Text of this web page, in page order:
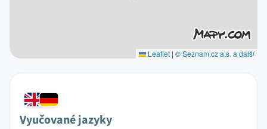
Leaflet | © Seznam.cz a.s. a další
Vyučované jazyky